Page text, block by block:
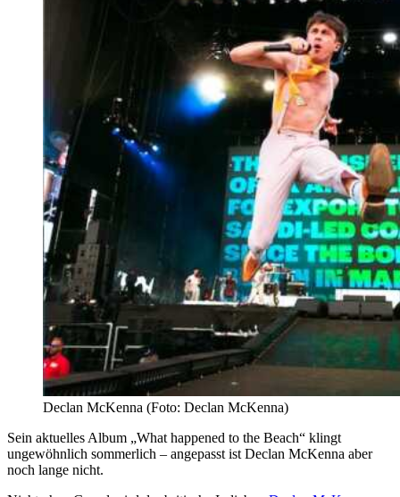
Declan McKenna (Foto: Declan McKenna)
Sein aktuelles Album „What happened to the Beach“ klingt
ungewöhnlich sommerlich – angepasst ist Declan McKenna aber
noch lange nicht.